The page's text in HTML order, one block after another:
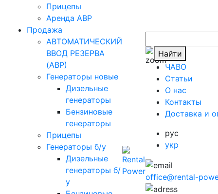
Прицепы
Аренда АВР
Продажа
АВТОМАТИЧЕСКИЙ
ВВОД РЕЗЕРВА
(АВР)
Генераторы новые
Дизельные
генераторы
Бензиновые
генераторы
Прицепы
Генераторы б/у
Дизельные
генераторы б/
у
Найти
ЧАВО
Cтатьи
O нас
Контакты
Доставка и
рус
укр
office@rental-